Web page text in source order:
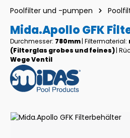
Poolfilter und -pumpen
Mida.Apollo GFK
Durchmesser: 780mm| Filtermaterial:
(Filterglas grobes und feines)|
Wege Ventil
Bildergalerie überspringen